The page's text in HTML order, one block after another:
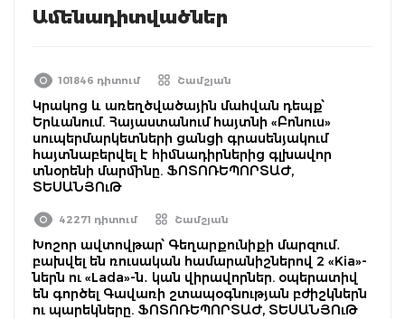
Ամենադիտվածներ
101846 դիտում Շամշյան
Կրակոց և առեղծվածային մահվան դեպք՝
Երևանում. Հայաստանում հայտնի «Բոնուս»
սուպերմարկետների ցանցի գրասենյակում
հայտնաբերվել է հիմնադիրներից գլխավոր
տնօրենի մարմինը. ՖՈՏՈՌԵՊՈՐՏԱԺ,
ՏԵՍԱՆՅՈւԹ
42271 դիտում Շամշյան
Խոշոր ավտովթար՝ Գեղարքունիքի մարզում․
բախվել են ռուսական համարանիշներով 2 «Kia»-
ներն ու «Lada»-ն․ կան վիրավորներ. օպերատիվ
են գործել Գավառի շտապօգնության բժիշկներն
ու պարեկները. ՖՈՏՈՌԵՊՈՐՏԱԺ, ՏԵՍԱՆՅՈւԹ